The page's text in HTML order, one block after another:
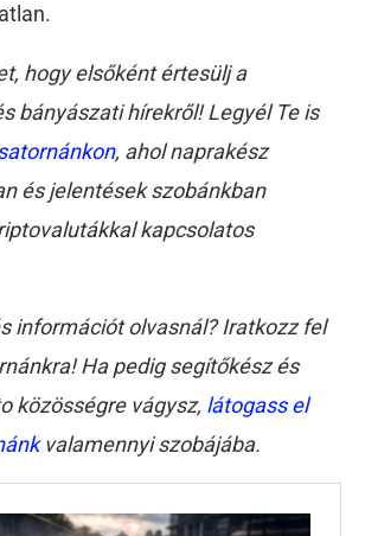
hogy elsőként értesülj a
bányászati hírekről! Legyél Te is
, ahol naprakész
és jelentések szobánkban
kapcsolatos
információt olvasnál? Iratkozz fel
Ha pedig segítőkész és
közösségre vágysz, látogass el
valamennyi szobájába.